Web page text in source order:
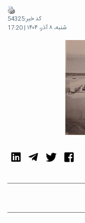
کد خبر:54325
شنبه، ۸ آذر، ۱۴۰۴ | 17:20